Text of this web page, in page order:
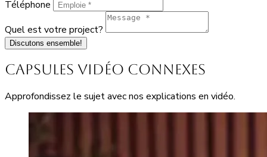
Téléphone
Quel est votre project?
Discutons ensemble!
Capsules vidéo connexes
Approfondissez le sujet avec nos explications en vidéo.